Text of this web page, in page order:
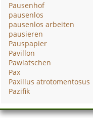
Pausenhof
pausenlos
pausenlos arbeiten
pausieren
Pauspapier
Pavillon
Pawlatschen
Pax
Paxillus atrotomentosus
Pazifik